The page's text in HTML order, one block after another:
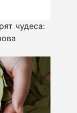
чудеса: